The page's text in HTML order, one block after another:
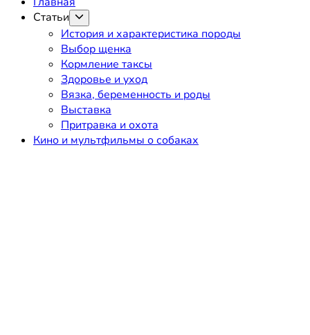
Статьи
подменю
История и характеристика породы
Выбор щенка
Кормление таксы
Здоровье и уход
Вязка, беременность и роды
Выставка
Притравка и охота
Кино и мультфильмы о собаках